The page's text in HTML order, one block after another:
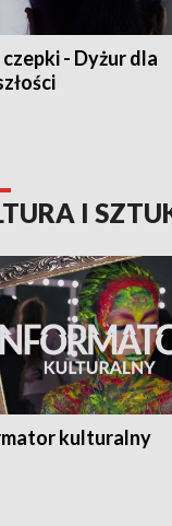
czepki - Dyżur dla
I
kulturalny